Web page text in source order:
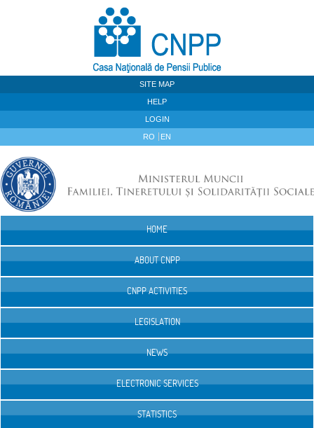
SITE MAP
HELP
LOGIN
RO EN
HOME
ABOUT CNPP
CNPP ACTIVITIES
LEGISLATION
NEWS
ELECTRONIC SERVICES
STATISTICS